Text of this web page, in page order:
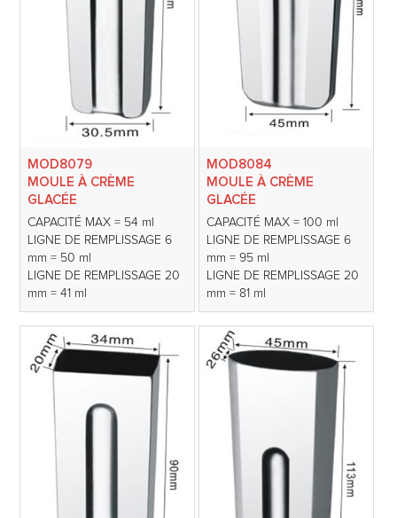
MOD8079
MOULE À CRÈME
GLACÉE
CAPACITÉ MAX = 54 ml
LIGNE DE REMPLISSAGE 6
mm = 50 ml
LIGNE DE REMPLISSAGE 20
mm = 41 ml
MOD8084
MOULE À CRÈME
GLACÉE
CAPACITÉ MAX = 100 ml
LIGNE DE REMPLISSAGE 6
mm = 95 ml
LIGNE DE REMPLISSAGE 20
mm = 81 ml